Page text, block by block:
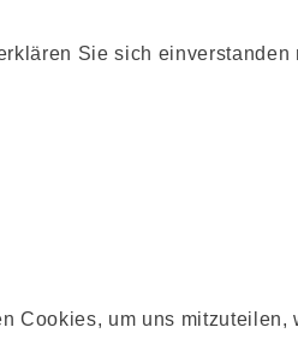
Sie sich einverstanden
um uns